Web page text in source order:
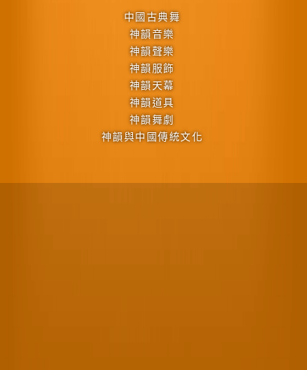
中國古典舞
神韻音樂
神韻聲樂
神韻服飾
神韻天幕
神韻道具
神韻舞劇
神韻與中國傳統文化